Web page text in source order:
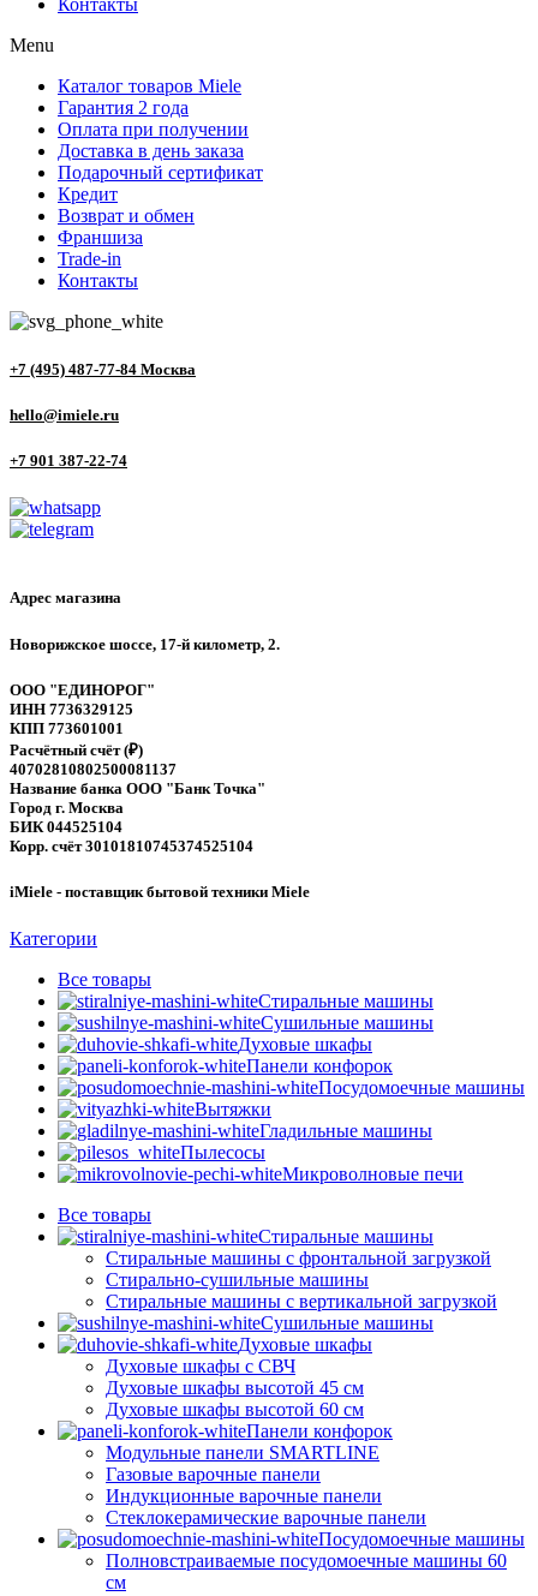
Контакты
Menu
Каталог товаров Miele
Гарантия 2 года
Оплата при получении
Доставка в день заказа
Подарочный сертификат
Кредит
Возврат и обмен
Франшиза
Trade-in
Контакты
+7 (495) 487-77-84 Москва
hello@imiele.ru
+7 901 387-22-74
Адрес магазина
Новорижское шоссе, 17-й километр, 2.
ООО "ЕДИНОРОГ"
ИНН 7736329125
КПП 773601001
Расчётный счёт (₽)
40702810802500081137
Название банка ООО "Банк Точка"
Город г. Москва
БИК 044525104
Корр. счёт 30101810745374525104
iMiele - поставщик бытовой техники Miele
Категории
Все товары
Стиральные машины
Сушильные машины
Духовые шкафы
Панели конфорок
Посудомоечные машины
Вытяжки
Гладильные машины
Пылесосы
Микроволновые печи
Все товары
Стиральные машины
Стиральные машины с фронтальной загрузкой
Стирально-сушильные машины
Стиральные машины с вертикальной загрузкой
Сушильные машины
Духовые шкафы
Духовые шкафы с СВЧ
Духовые шкафы высотой 45 см
Духовые шкафы высотой 60 см
Панели конфорок
Модульные панели SMARTLINE
Газовые варочные панели
Индукционные варочные панели
Стеклокерамические варочные панели
Посудомоечные машины
Полновстраиваемые посудомоечные машины 60
см